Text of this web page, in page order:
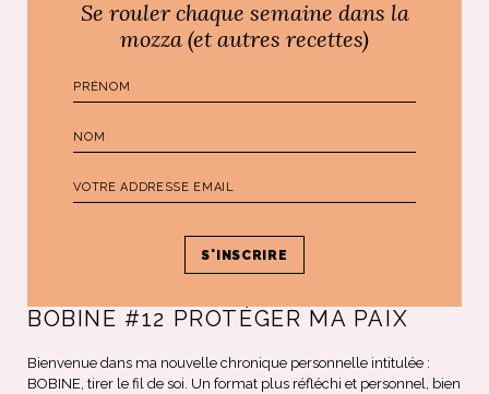
ART ET DESIGN
BOBINE #12 PROTÉGER MA PAIX
Bienvenue dans ma nouvelle chronique personnelle intitulée :
BOBINE, tirer le fil de soi. Un format plus réfléchi et personnel, bien
Se rouler chaque semaine dans la
mozza (et autres recettes)